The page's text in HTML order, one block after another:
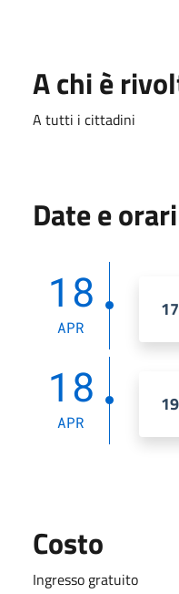
A chi è
A tutti i cittadini
Date e orari
18
APR
18
APR
Costo
Ingresso gratuito